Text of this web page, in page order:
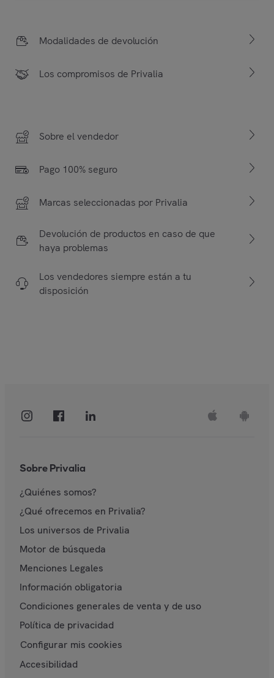
Modalidades de devolución
Los compromisos de Privalia
Sobre el vendedor
Pago 100% seguro
Marcas seleccionadas por Privalia
Devolución de productos en caso de que
haya problemas
Los vendedores siempre están a tu
disposición
Sobre Privalia
¿Quiénes somos?
¿Qué ofrecemos en Privalia?
Los universos de Privalia
Motor de búsqueda
Menciones Legales
Información obligatoria
Condiciones generales de venta y de uso
Política de privacidad
Configurar mis cookies
Accesibilidad